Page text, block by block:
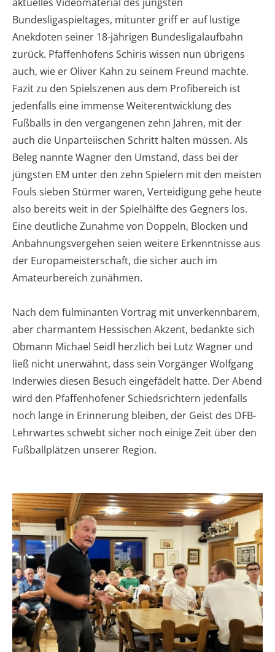
Bundesligaspieltages, mitunter griff er auf lustige
Anekdoten seiner 18-jährigen Bundesligalaufbahn
zurück. Pfaffenhofens Schiris wissen nun übrigens
auch, wie er Oliver Kahn zu seinem Freund machte.
Fazit zu den Spielszenen aus dem Profibereich ist
jedenfalls eine immense Weiterentwicklung des
Fußballs in den vergangenen zehn Jahren, mit der
auch die Unparteiischen Schritt halten müssen. Als
Beleg nannte Wagner den Umstand, dass bei der
jüngsten EM unter den zehn Spielern mit den meisten
Fouls sieben Stürmer waren, Verteidigung gehe heute
also bereits weit in der Spielhälfte des Gegners los.
Eine deutliche Zunahme von Doppeln, Blocken und
Anbahnungsvergehen seien weitere Erkenntnisse aus
der Europameisterschaft, die sicher auch im
Amateurbereich zunähmen.
Nach dem fulminanten Vortrag mit unverkennbarem,
aber charmantem Hessischen Akzent, bedankte sich
Obmann Michael Seidl herzlich bei Lutz Wagner und
ließ nicht unerwähnt, dass sein Vorgänger Wolfgang
Inderwies diesen Besuch eingefädelt hatte. Der Abend
wird den Pfaffenhofener Schiedsrichtern jedenfalls
noch lange in Erinnerung bleiben, der Geist des DFB-
Lehrwartes schwebt sicher noch einige Zeit über den
Fußballplätzen unserer Region.